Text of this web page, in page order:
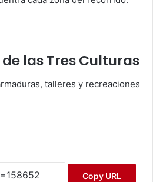
las Tres Culturas
talleres y recreaciones
Copy URL